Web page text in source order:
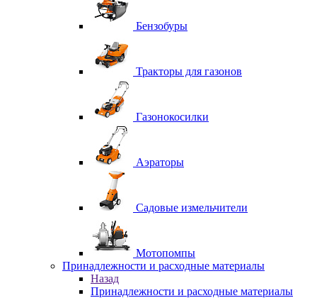
Бензобуры
Тракторы для газонов
Газонокосилки
Аэраторы
Садовые измельчители
Мотопомпы
Принадлежности и расходные материалы
Назад
Принадлежности и расходные материалы